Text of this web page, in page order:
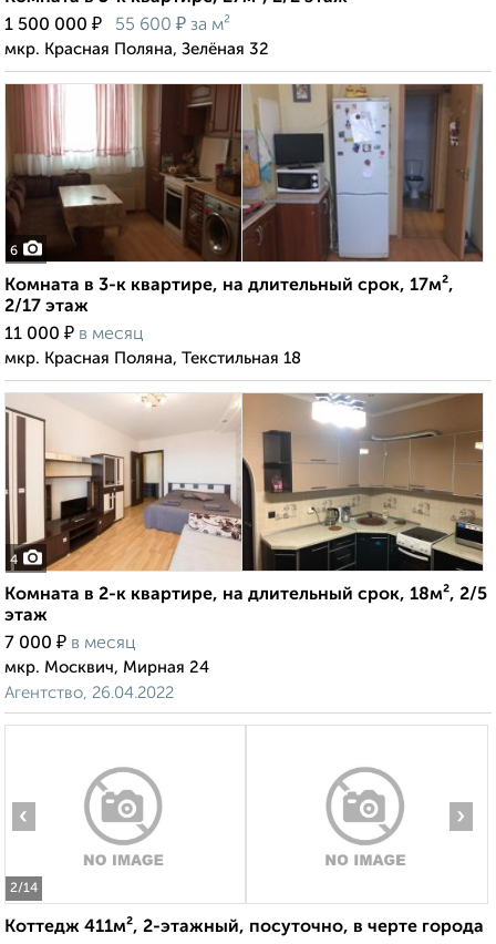
1 500 000 ₽ 55 600 ₽ за м²
мкр. Красная Поляна, Зелёная 32
6
Комната в 3-к квартире, на длительный срок, 17м²,
2/17 этаж
11 000 ₽ в месяц
мкр. Красная Поляна, Текстильная 18
4
Комната в 2-к квартире, на длительный срок, 18м², 2/5
этаж
7 000 ₽ в месяц
мкр. Москвич, Мирная 24
Агентство, 26.04.2022
2/14
‹ ›
Коттедж 411м², 2-этажный, посуточно, в черте города